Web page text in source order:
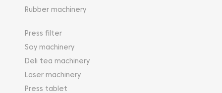
Rubber machinery
Press filter
Soy machinery
Deli tea machinery
Laser machinery
Press tablet